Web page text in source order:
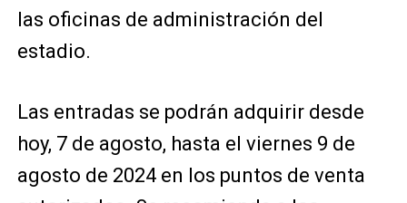
las oficinas de administración del
estadio.
Las entradas se podrán adquirir desde
hoy, 7 de agosto, hasta el viernes 9 de
agosto de 2024 en los puntos de venta